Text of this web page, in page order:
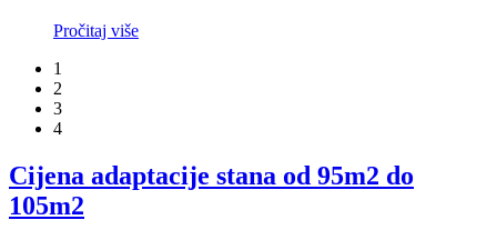
Pročitaj više
1
2
3
4
Cijena adaptacije stana od 95m2 do
105m2